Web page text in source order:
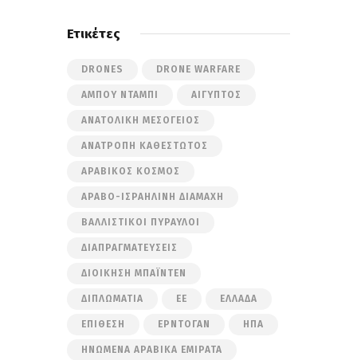
Ετικέτες
DRONES DRONE WARFARE
ΆΜΠΟΥ ΝΤΆΜΠΙ ΑΊΓΥΠΤΟΣ
ΑΝΑΤΟΛΙΚΉ ΜΕΣΌΓΕΙΟΣ
ΑΝΑΤΡΟΠΉ ΚΑΘΕΣΤΏΤΟΣ
ΑΡΑΒΙΚΌΣ ΚΌΣΜΟΣ
ΑΡΑΒΟ-ΙΣΡΑΗΛΙΝΉ ΔΙΑΜΆΧΗ
ΒΑΛΛΙΣΤΙΚΟΊ ΠΎΡΑΥΛΟΙ
ΔΙΑΠΡΑΓΜΑΤΕΎΣΕΙΣ
ΔΙΟΊΚΗΣΗ ΜΠΆΙΝΤΕΝ
ΔΙΠΛΩΜΑΤΊΑ ΕΕ ΕΛΛΆΔΑ
ΕΠΊΘΕΣΗ ΕΡΝΤΟΓΆΝ ΗΠΑ
ΗΝΩΜΈΝΑ ΑΡΑΒΙΚΆ ΕΜΙΡΆΤΑ